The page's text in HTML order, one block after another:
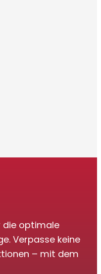
die optimale
Verpasse keine
– mit dem